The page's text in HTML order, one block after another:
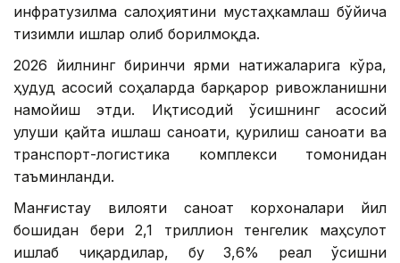
инфратузилма салоҳиятини мустаҳкамлаш бўйича
тизимли ишлар олиб борилмоқда.
2026 йилнинг биринчи ярми натижаларига кўра,
ҳудуд асосий соҳаларда барқарор ривожланишни
намойиш этди. Иқтисодий ўсишнинг асосий
улуши қайта ишлаш саноати, қурилиш саноати ва
транспорт-логистика комплекси томонидан
таъминланди.
Манғистау вилояти саноат корхоналари йил
бошидан бери 2,1 триллион тенгелик маҳсулот
ишлаб чиқардилар, бу 3,6% реал ўсишни